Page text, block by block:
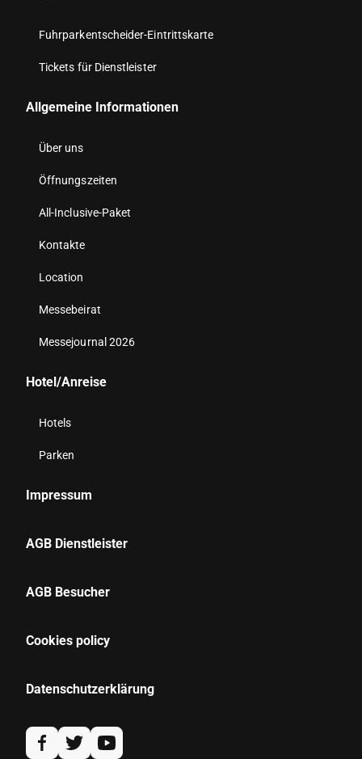
Fuhrparkentscheider-Eintrittskarte
Tickets für Dienstleister
Allgemeine Informationen
Über uns
Öffnungszeiten
All-Inclusive-Paket
Kontakte
Location
Messebeirat
Messejournal 2026
Hotel/Anreise
Hotels
Parken
Impressum
AGB Dienstleister
AGB Besucher
Cookies policy
Datenschutzerklärung